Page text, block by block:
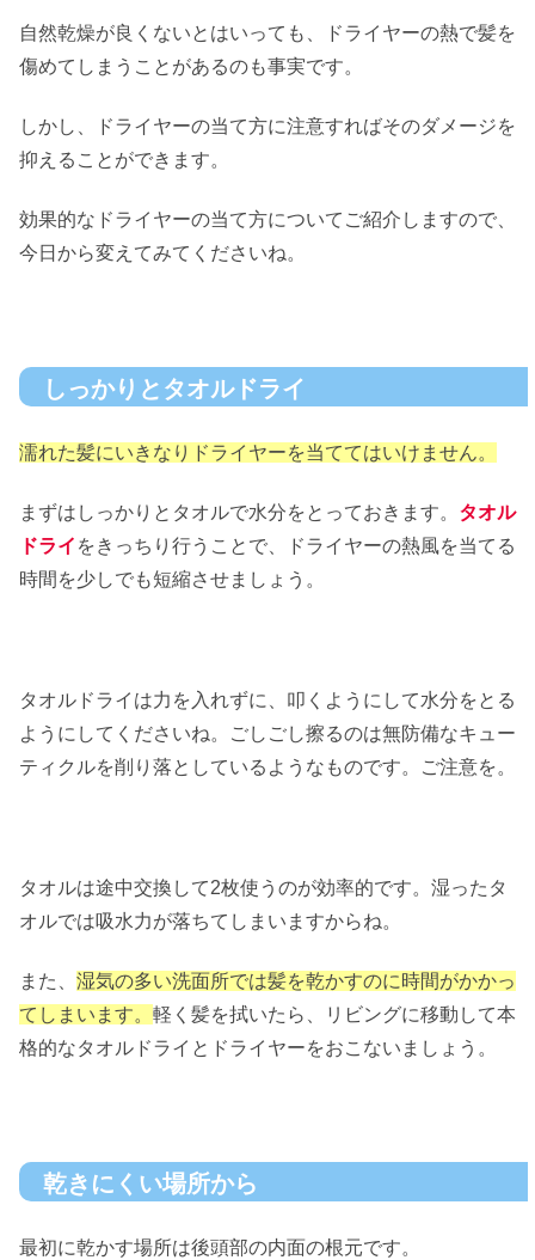
自然乾燥が良くないとはいっても、ドライヤーの熱で髪を
傷めてしまうことがあるのも事実です。
しかし、ドライヤーの当て方に注意すればそのダメージを
抑えることができます。
効果的なドライヤーの当て方についてご紹介しますので、
今日から変えてみてくださいね。
しっかりとタオルドライ
濡れた髪にいきなりドライヤーを当ててはいけません。
まずはしっかりとタオルで水分をとっておきます。 タオル
ドライ をきっちり行うことで、ドライヤーの熱風を当てる
時間を少しでも短縮させましょう。
タオルドライは力を入れずに、叩くようにして水分をとる
ようにしてくださいね。ごしごし擦るのは無防備なキュー
ティクルを削り落としているようなものです。ご注意を。
タオルは途中交換して2枚使うのが効率的です。湿ったタ
オルでは吸水力が落ちてしまいますからね。
また、 湿気の多い洗面所では髪を乾かすのに時間がかかっ
てしまいます。 軽く髪を拭いたら、リビングに移動して本
格的なタオルドライとドライヤーをおこないましょう。
乾きにくい場所から
最初に乾かす場所は後頭部の内面の根元です。